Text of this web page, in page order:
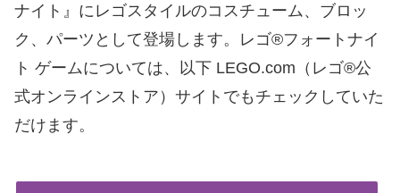
ナイト』にレゴスタイルのコスチューム、ブロッ
ク、パーツとして登場します。レゴ®フォートナイ
ト ゲームについては、以下 LEGO.com（レゴ®公
式オンラインストア）サイトでもチェックしていた
だけます。